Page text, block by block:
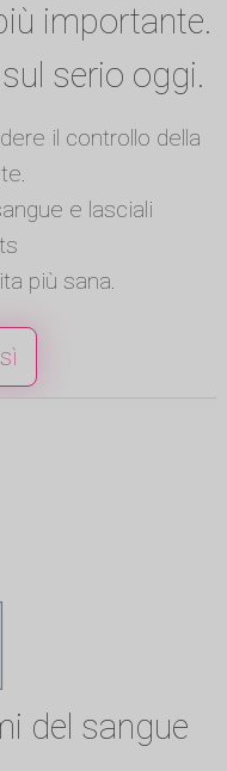
importante.
serio oggi.
il controllo della
e lasciali
più sana.
del sangue